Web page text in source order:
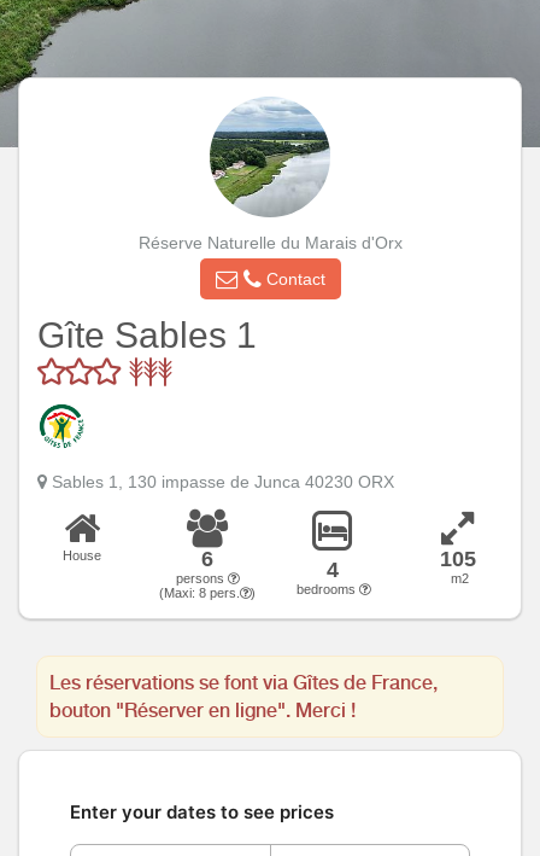
Réserve Naturelle du Marais d'Orx
Contact
Gîte Sables 1
Sables 1, 130 impasse de Junca 40230 ORX
House 6
persons
(Maxi: 8 pers. )
4
bedrooms
105
m2
Les réservations se font via Gîtes de France,
bouton "Réserver en ligne". Merci !
Enter your dates to see prices